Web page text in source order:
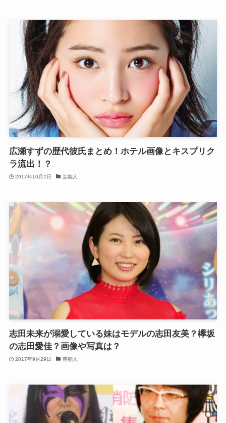
広瀬すずの歴代彼氏まとめ！ホテル画像とキスプリク
ラ流出！？
2017年10月2日 芸能人
志田未来が溺愛している妹はモデルの志田友美？欅坂
の志田愛佳？画像や写真は？
2017年9月29日 芸能人